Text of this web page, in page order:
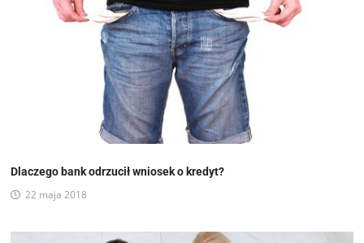
Dlaczego bank odrzucił wniosek o kredyt?
22 maja 2018